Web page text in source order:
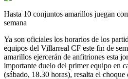
Hasta 10 conjuntos amarillos juegan
semana
Ya son oficiales los horarios de los
equipos del Villarreal CF este fin de
amarillos ejercerán de anfitriones esta
importante duelo del primer equipo en
(sábado, 18.30 horas), resalta el